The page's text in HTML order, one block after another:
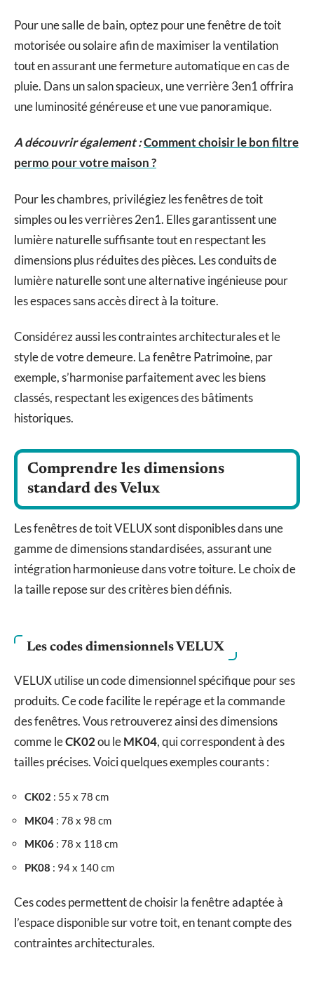
Pour une salle de bain, optez pour une fenêtre de toit
motorisée ou solaire afin de maximiser la ventilation
tout en assurant une fermeture automatique en cas de
pluie. Dans un salon spacieux, une verrière 3en1 offrira
une luminosité généreuse et une vue panoramique.
A découvrir également :Comment choisir le bon filtre
permo pour votre maison ?
Pour les chambres, privilégiez les fenêtres de toit
simples ou les verrières 2en1. Elles garantissent une
lumière naturelle suffisante tout en respectant les
dimensions plus réduites des pièces. Les conduits de
lumière naturelle sont une alternative ingénieuse pour
les espaces sans accès direct à la toiture.
Considérez aussi les contraintes architecturales et le
style de votre demeure. La fenêtre Patrimoine, par
exemple, s’harmonise parfaitement avec les biens
classés, respectant les exigences des bâtiments
historiques.
Comprendre les dimensions
standard des Velux
Les fenêtres de toit VELUX sont disponibles dans une
gamme de dimensions standardisées, assurant une
intégration harmonieuse dans votre toiture. Le choix de
la taille repose sur des critères bien définis.
Les codes dimensionnels VELUX
VELUX utilise un code dimensionnel spécifique pour ses
produits. Ce code facilite le repérage et la commande
des fenêtres. Vous retrouverez ainsi des dimensions
comme leCK02ou leMK04, qui correspondent à des
tailles précises. Voici quelques exemples courants :
CK02 : 55 x 78 cm
MK04 : 78 x 98 cm
MK06 : 78 x 118 cm
PK08 : 94 x 140 cm
Ces codes permettent de choisir la fenêtre adaptée à
l’espace disponible sur votre toit, en tenant compte des
contraintes architecturales.